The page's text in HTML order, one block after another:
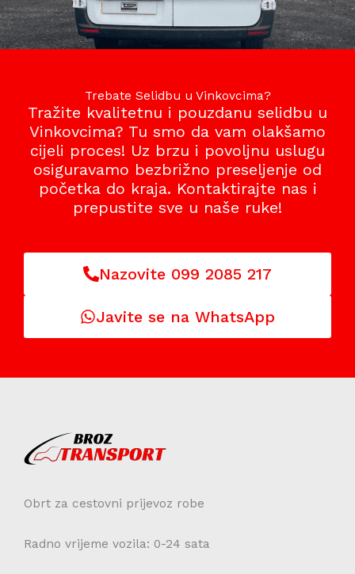
Trebate Selidbu u Vinkovcima?
Tražite kvalitetnu i pouzdanu selidbu u
Vinkovcima? Tu smo da vam olakšamo
cijeli proces! Uz brzu i povoljnu uslugu
osiguravamo bezbrižno preseljenje od
početka do kraja. Kontaktirajte nas i
prepustite sve u naše ruke!
Nazovite 099 2085 217
Javite se na WhatsApp
Obrt za cestovni prijevoz robe
Radno vrijeme vozila: 0-24 sata